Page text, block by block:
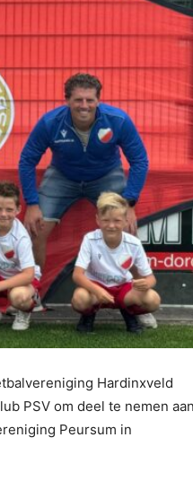
Hardinxveld
PSV om deel te nemen aan
Peursum in